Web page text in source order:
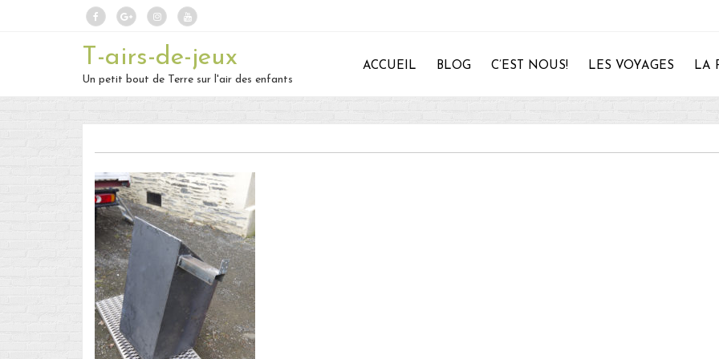
T-airs-de-jeux
Un petit bout de Terre sur l'air des enfants
ACCUEIL BLOG C’EST NOUS! LES VOYAGES LA